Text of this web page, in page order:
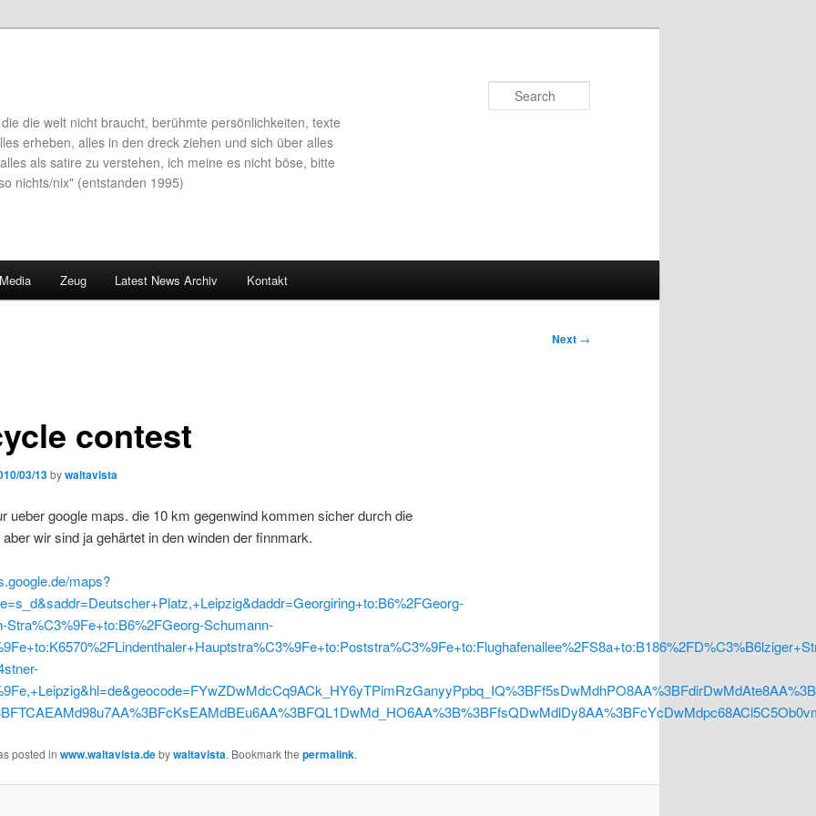
die welt nicht braucht, berühmte persönlichkeiten, texte
erheben, alles in den dreck ziehen und sich über alles
als satire zu verstehen, ich meine es nicht böse, bitte
nichts/nix" (entstanden 1995)
Zeug Latest News Archiv Kontakt
Next →
contest
03/13bywaltavista
ueber google maps. die 10 km gegenwind kommen sicher durch die
wir sind ja gehärtet in den winden der finnmark.
maps?
Stra%C3%9Fe+to:B6%2FGeorg-Schumann-
posted in www.waltavista.debywaltavista. Bookmark the permalink.